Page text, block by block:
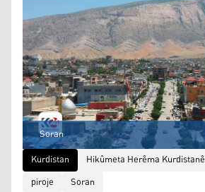
Soran
Kurdistan
Hikûmeta Herêma Kurdistanê
piroje
Soran